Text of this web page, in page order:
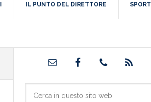
IL PUNTO DEL DIRETTORE SPORT
Barra
primaria